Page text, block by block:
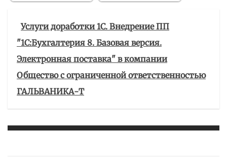
Услуги доработки 1С. Внедрение ПП
"1С:Бухгалтерия 8. Базовая версия.
Электронная поставка" в компании
Общество с ограниченной ответственностью
ГАЛЬВАНИКА-Т